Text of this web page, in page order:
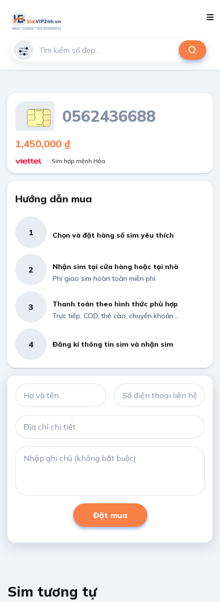
0562436688
1,450,000 ₫
Sim hợp mệnh Hỏa
Hướng dẫn mua
1 Chọn và đặt hàng số sim yêu thích
2
Nhận sim tại cửa hàng hoặc tại nhà
Phí giao sim hoàn toàn miễn phí
3
Thanh toán theo hình thức phù hợp
Trực tiếp, COD, thẻ cào, chuyển khoản...
4 Đăng kí thông tin sim và nhận sim
Đặt mua
Sim tương tự